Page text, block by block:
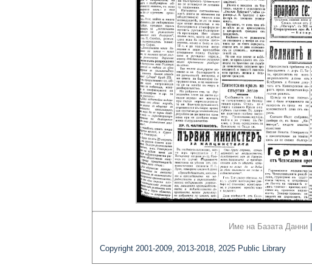
Име на Базата Данни
Copyright 2001-2009, 2013-2018, 2025 Public Library